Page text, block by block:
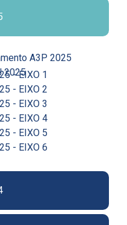
A3P 2025
2025
- EIXO 1
- EIXO 2
- EIXO 3
- EIXO 4
- EIXO 5
- EIXO 6